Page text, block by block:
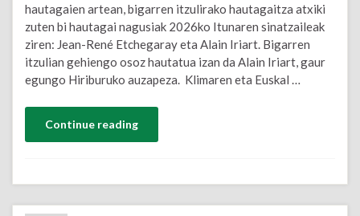
hautagaien artean, bigarren itzulirako hautagaitza atxiki
zuten bi hautagai nagusiak 2026ko Itunaren sinatzaileak
ziren: Jean-René Etchegaray eta Alain Iriart. Bigarren
itzulian gehiengo osoz hautatua izan da Alain Iriart, gaur
egungo Hiriburuko auzapeza. Klimaren eta Euskal …
Continue reading